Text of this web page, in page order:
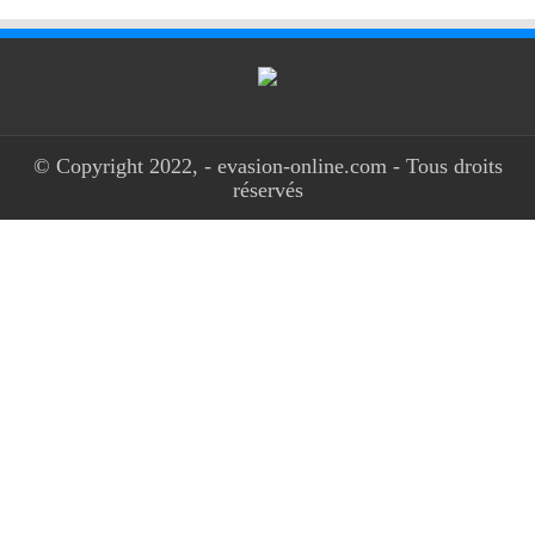
© Copyright 2022, - evasion-online.com - Tous droits
réservés